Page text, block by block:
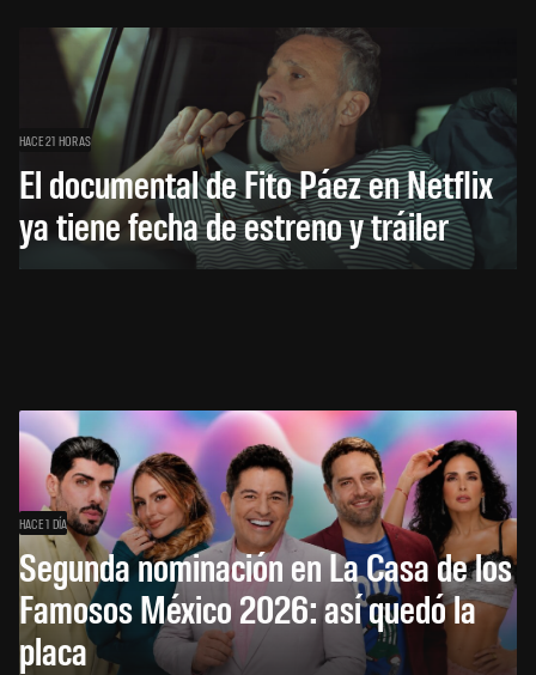
HACE 21 HORAS
El documental de Fito Páez en Netflix
ya tiene fecha de estreno y tráiler
HACE 1 DÍA
Segunda nominación en La Casa de los
Famosos México 2026: así quedó la
placa